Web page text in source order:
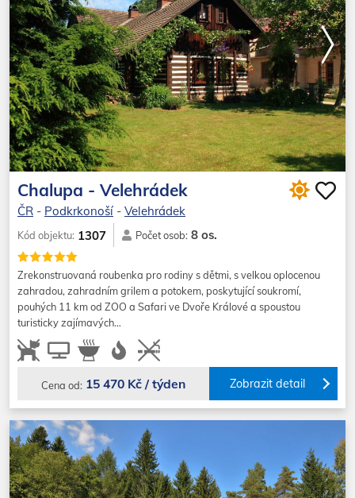
Chalupa - Velehrádek
ČR - Podkrkonoší - Velehrádek
Kód objektu: 1307 Počet osob: 8 os.
Zrekonstruovaná roubenka pro rodiny s dětmi, s velkou oplocenou
zahradou, zahradním grilem a potokem, poskytující soukromí,
pouhých 11 km od ZOO a Safari ve Dvoře Králové a spoustou
turisticky zajímavých…
Cena od: 15 470 Kč / týden Zobrazit detail